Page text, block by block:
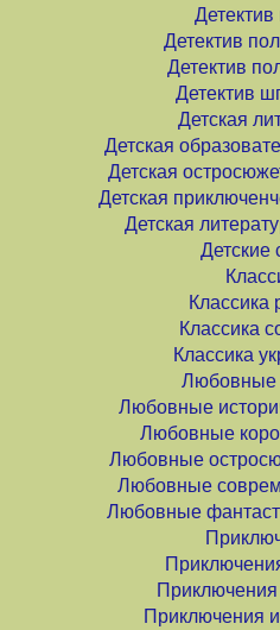
Детектив
Детектив
Детектив
Детектив
Детская
Детская
Детская
Детская
Детская
Детские
Классика
Классика
Классика
Любовные
Любовные
Любовные
Любовные
Любовные
Любовные
Приключения